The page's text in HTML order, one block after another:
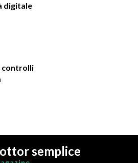
digitale
controlli
semplice